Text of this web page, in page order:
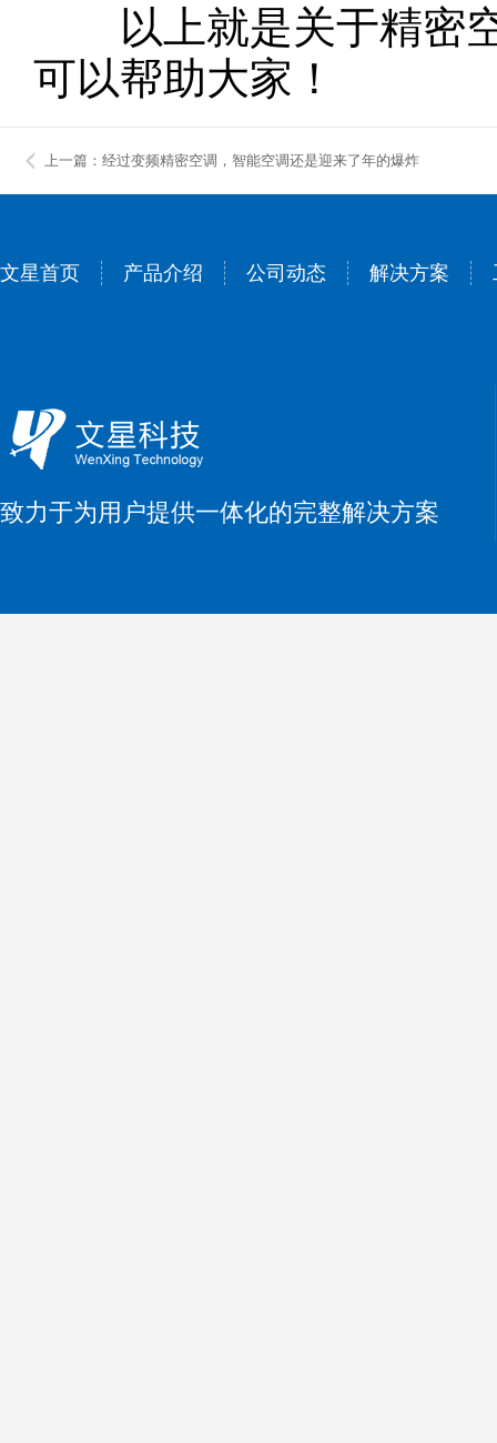
以上就是关于精密空
可以帮助大家！
上一篇：经过变频精密空调，智能空调还是迎来了年的爆炸
文星首页 产品介绍 公司动态 解决方案
致力于为用户提供一体化的完整解决方案